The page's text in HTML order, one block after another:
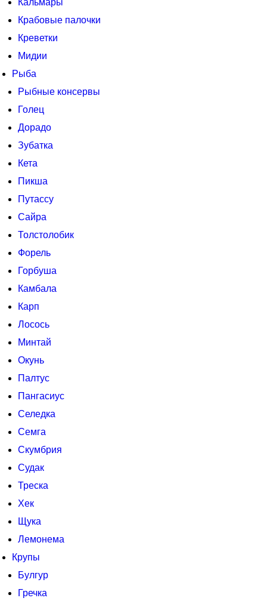
Крабовые палочки
Креветки
Мидии
Рыба
Рыбные консервы
Голец
Дорадо
Зубатка
Кета
Пикша
Путассу
Сайра
Толстолобик
Форель
Горбуша
Камбала
Карп
Лосось
Минтай
Окунь
Палтус
Пангасиус
Селедка
Семга
Скумбрия
Судак
Треска
Хек
Щука
Лемонема
Крупы
Булгур
Гречка